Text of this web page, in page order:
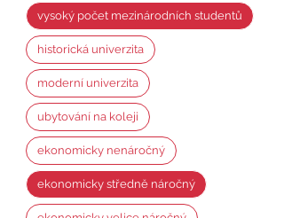
vysoký počet mezinárodních studentů
historická univerzita
moderní univerzita
ubytování na koleji
ekonomicky nenáročný
ekonomicky středně náročný